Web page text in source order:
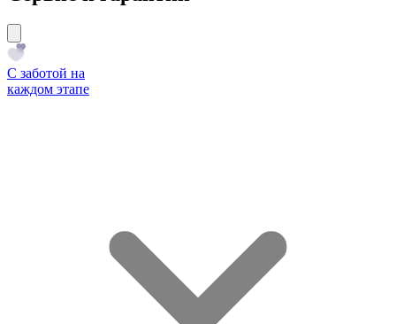
С заботой на
каждом этапе